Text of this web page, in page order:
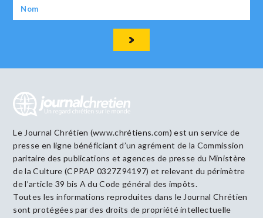
Le Journal Chrétien (www.chrétiens.com) est un service de
presse en ligne bénéficiant d’un agrément de la Commission
paritaire des publications et agences de presse du Ministère
de la Culture (CPPAP 0327Z94197) et relevant du périmètre
de l’article 39 bis A du Code général des impôts.
Toutes les informations reproduites dans le Journal Chrétien
sont protégées par des droits de propriété intellectuelle